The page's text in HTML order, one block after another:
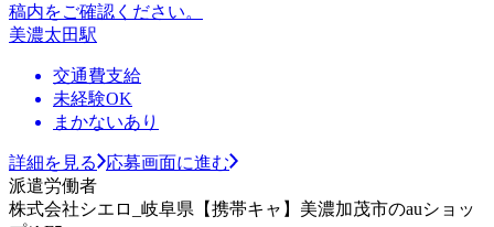
稿内をご確認ください。
美濃太田駅
交通費支給
未経験OK
まかないあり
詳細を見る
応募画面に進む
派遣労働者
株式会社シエロ_岐阜県【携帯キャ】美濃加茂市のauショッ